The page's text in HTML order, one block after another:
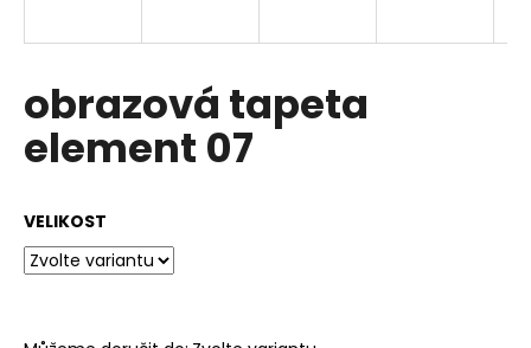
obrazová tapeta
element 07
VELIKOST
í
t
?